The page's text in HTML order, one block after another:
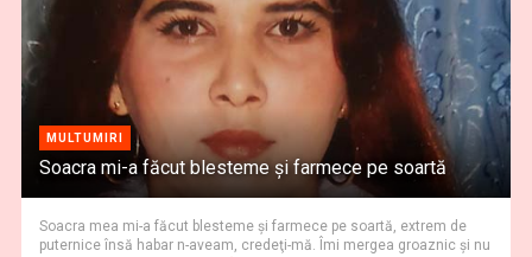
MULTUMIRI
Soacra mi-a făcut blesteme şi farmece pe soartă
Soacra mea mi-a făcut blesteme şi farmece pe soartă, extrem de
puternice însă habar n-aveam, credeţi-mă. Îmi mergea groaznic şi nu